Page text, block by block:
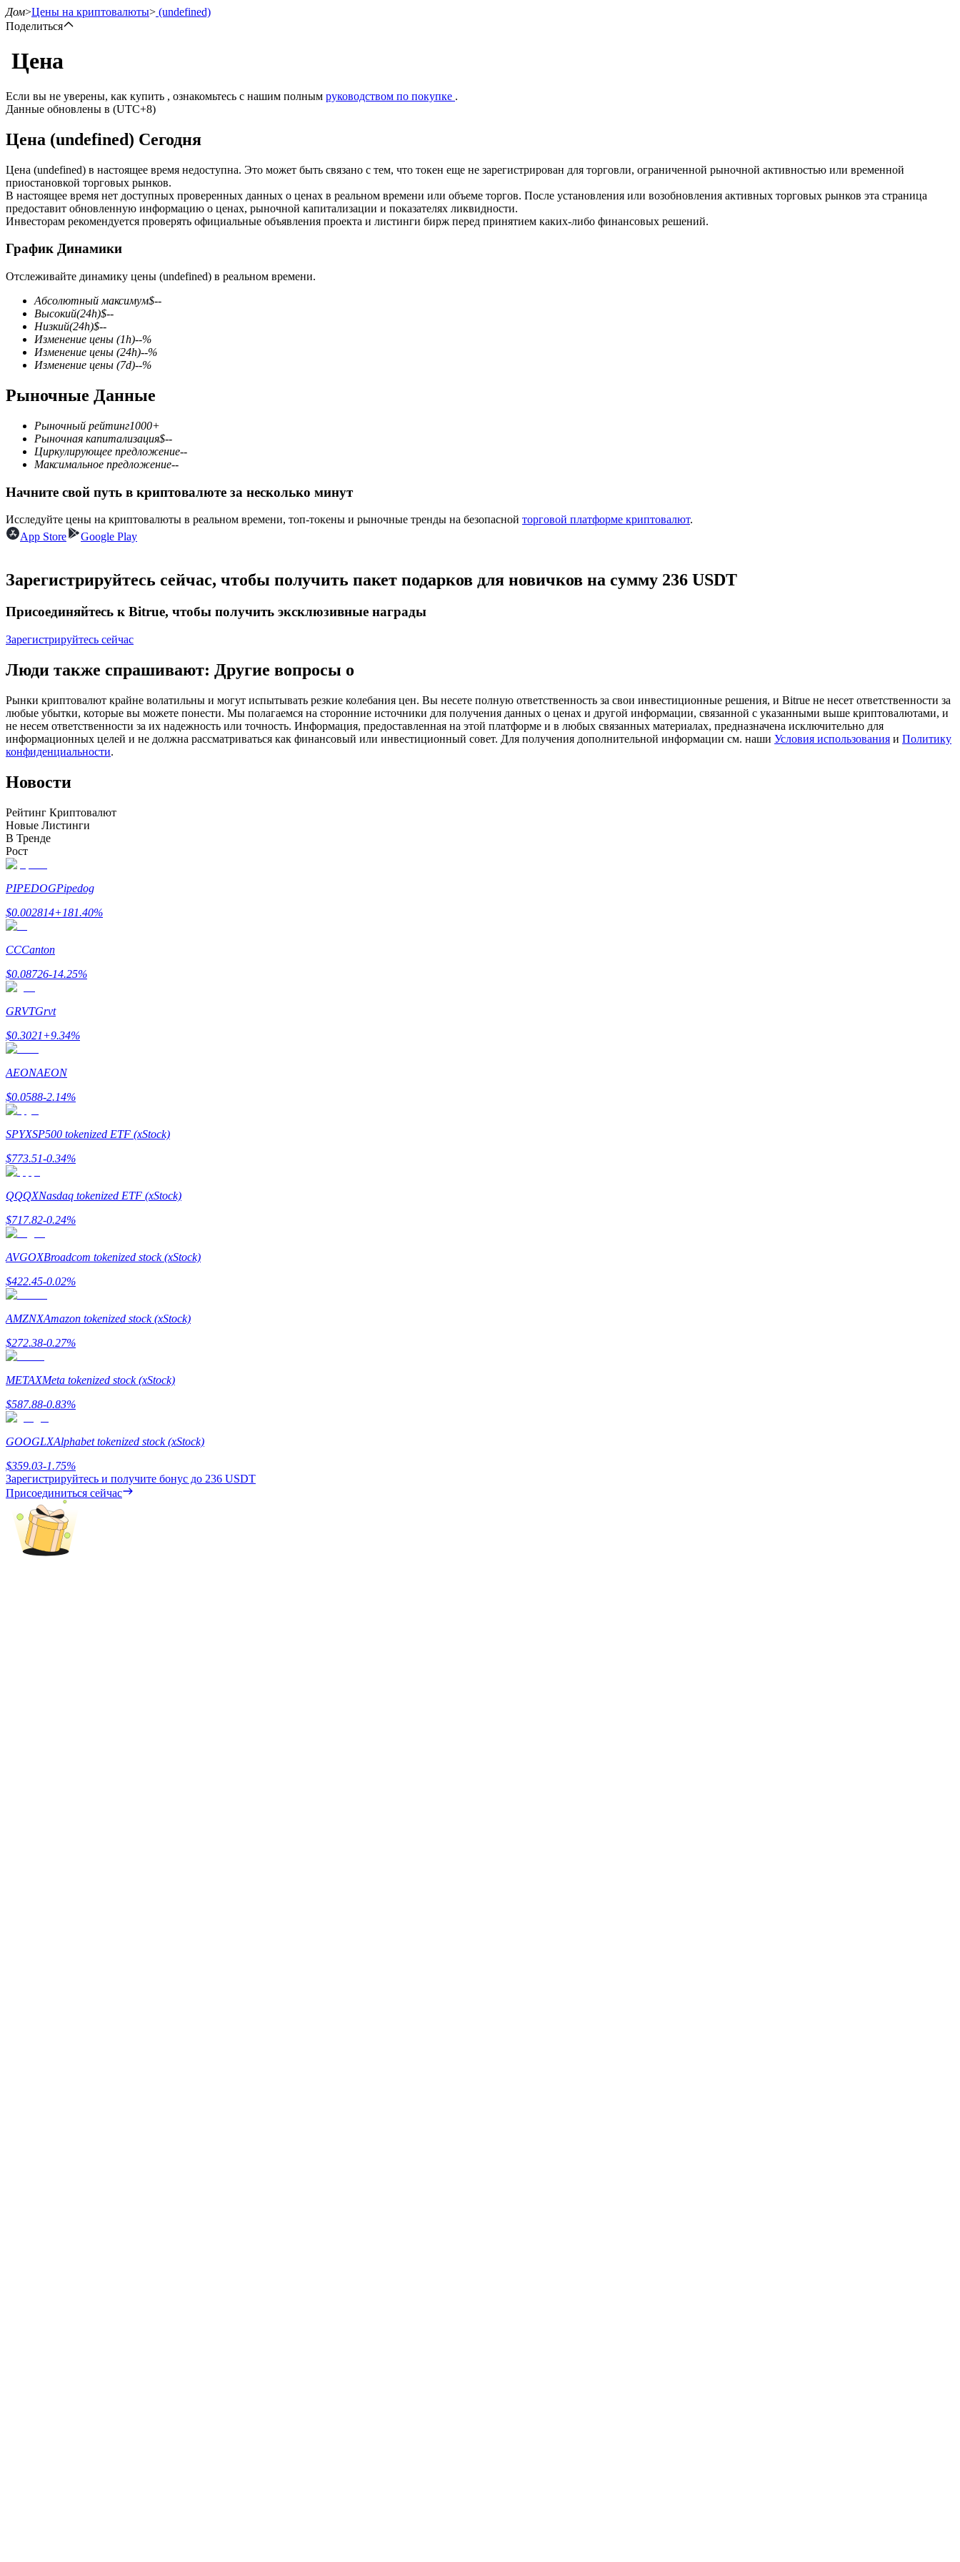
Фьючерсы
USDT-фьючерсы
TradFi
Деривативы на акции, форекс, драгоценные металлы и сырьевые товары
Присоединяйтесь к лучшим трейдерам
Станьте копи-трейдером
Наслаждайтесь распределением прибыли и комиссиями за копи-трейдинг
Информация
Анализ больших данных, включая торговую информацию и т. д.
Гид
Руководство для начинающих по фьючерсам
Торговые стратегии
Узнайте, как оставаться прибыльным
Дом>Цены на криптовалюты> (undefined)
Поделиться
Цена
Если вы не уверены, как купить , ознакомьтесь с нашим полным руководством по покупке .
Данные обновлены в (UTC+8)
Цена (undefined) Сегодня
Цена (undefined) в настоящее время недоступна. Это может быть связано с тем, что токен еще не зарегистрирован для торговли, ограниченной рыночной активностью или временной
приостановкой торговых рынков.
В настоящее время нет доступных проверенных данных о ценах в реальном времени или объеме торгов. После установления или возобновления активных торговых рынков эта страница
предоставит обновленную информацию о ценах, рыночной капитализации и показателях ликвидности.
Инвесторам рекомендуется проверять официальные объявления проекта и листинги бирж перед принятием каких-либо финансовых решений.
График Динамики
Отслеживайте динамику цены (undefined) в реальном времени.
Абсолютный максимум$--
Высокий(24h)$--
Низкий(24h)$--
Изменение цены (1h)--%
Изменение цены (24h)--%
Изменение цены (7d)--%
Рыночные Данные
Рыночный рейтинг1000+
Рыночная капитализация$--
Циркулирующее предложение--
Максимальное предложение--
Начните свой путь в криптовалюте за несколько минут
Исследуйте цены на криптовалюты в реальном времени, топ-токены и рыночные тренды на безопасной торговой платформе криптовалют.
App Store
Google Play
Зарегистрируйтесь сейчас, чтобы получить пакет подарков для новичков на сумму 236 USDT
Присоединяйтесь к Bitrue, чтобы получить эксклюзивные награды
Зарегистрируйтесь сейчас
Люди также спрашивают: Другие вопросы о
Рынки криптовалют крайне волатильны и могут испытывать резкие колебания цен. Вы несете полную ответственность за свои инвестиционные решения, и Bitrue не несет ответственности за
любые убытки, которые вы можете понести. Мы полагаемся на сторонние источники для получения данных о ценах и другой информации, связанной с указанными выше криптовалютами, и
не несем ответственности за их надежность или точность. Информация, предоставленная на этой платформе и в любых связанных материалах, предназначена исключительно для
информационных целей и не должна рассматриваться как финансовый или инвестиционный совет. Для получения дополнительной информации см. наши Условия использования и Политику
конфиденциальности.
Новости
Рейтинг Криптовалют
Новые Листинги
В Тренде
Рост
PIPEDOGPipedog
$0.002814+181.40%
CCCanton
$0.08726-14.25%
GRVTGrvt
$0.3021+9.34%
AEONAEON
$0.0588-2.14%
SPYXSP500 tokenized ETF (xStock)
$773.51-0.34%
QQQXNasdaq tokenized ETF (xStock)
$717.82-0.24%
AVGOXBroadcom tokenized stock (xStock)
$422.45-0.02%
AMZNXAmazon tokenized stock (xStock)
$272.38-0.27%
METAXMeta tokenized stock (xStock)
$587.88-0.83%
GOOGLXAlphabet tokenized stock (xStock)
$359.03-1.75%
Зарегистрируйтесь и получите бонус до 236 USDT
Присоединиться сейчас